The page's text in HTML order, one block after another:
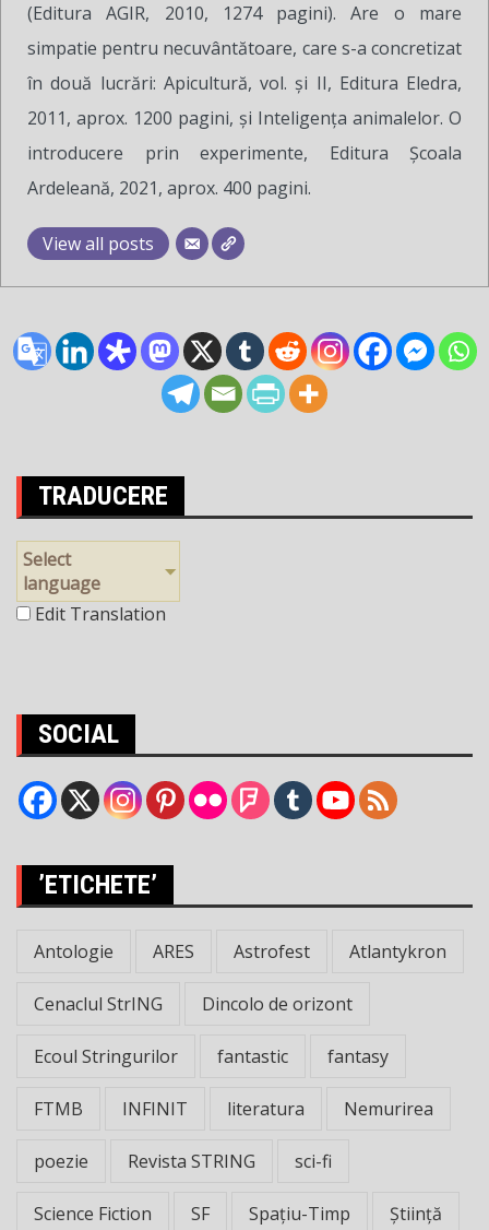
(Editura AGIR, 2010, 1274 pagini). Are o mare
simpatie pentru necuvântătoare, care s-a concretizat
în două lucrări: Apicultură, vol. și II, Editura Eledra,
2011, aprox. 1200 pagini, și Inteligența animalelor. O
introducere prin experimente, Editura Școala
Ardeleană, 2021, aprox. 400 pagini.
View all posts
TRADUCERE
Select
language
Edit Translation
SOCIAL
’ETICHETE’
Antologie ARES Astrofest Atlantykron
Cenaclul StrING Dincolo de orizont
Ecoul Stringurilor fantastic fantasy
FTMB INFINIT literatura Nemurirea
poezie Revista STRING sci-fi
Science Fiction SF Spațiu-Timp Știință